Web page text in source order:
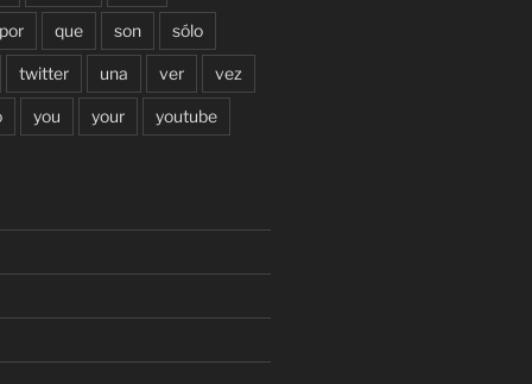
por que son sólo
twitter una ver vez
you your youtube